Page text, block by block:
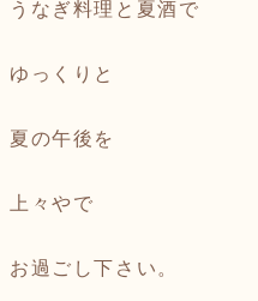
うなぎ料理と夏酒で
ゆっくりと
夏の午後を
上々やで
お過ごし下さい。